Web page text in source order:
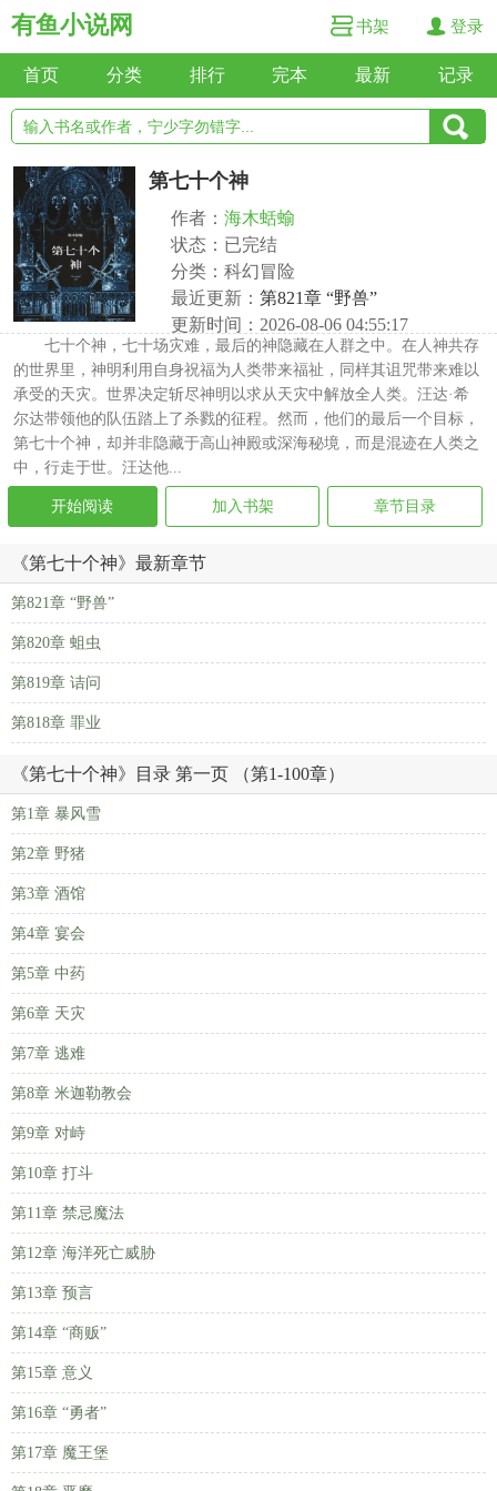
有鱼小说网 书架 登录
首页 分类 排行 完本 最新 记录
第七十个神
作者： 海木蛞蝓
状态：已完结
分类：科幻冒险
最近更新： 第821章 “野兽”
更新时间：2026-08-06 04:55:17
七十个神，七十场灾难，最后的神隐藏在人群之中。在人神共存
的世界里，神明利用自身祝福为人类带来福祉，同样其诅咒带来难以
承受的天灾。世界决定斩尽神明以求从天灾中解放全人类。汪达·希
尔达带领他的队伍踏上了杀戮的征程。然而，他们的最后一个目标，
第七十个神，却并非隐藏于高山神殿或深海秘境，而是混迹在人类之
中，行走于世。汪达他...
开始阅读 加入书架 章节目录
《第七十个神》最新章节
第821章 “野兽”
第820章 蛆虫
第819章 诘问
第818章 罪业
《第七十个神》目录 第一页 （第1-100章）
第1章 暴风雪
第2章 野猪
第3章 酒馆
第4章 宴会
第5章 中药
第6章 天灾
第7章 逃难
第8章 米迦勒教会
第9章 对峙
第10章 打斗
第11章 禁忌魔法
第12章 海洋死亡威胁
第13章 预言
第14章 “商贩”
第15章 意义
第16章 “勇者”
第17章 魔王堡